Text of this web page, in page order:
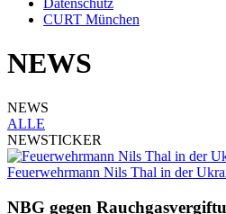
Datenschutz
CURT München
NEWS
NEWS
ALLE
NEWSTICKER
Feuerwehrmann Nils Thal in der
NBG gegen